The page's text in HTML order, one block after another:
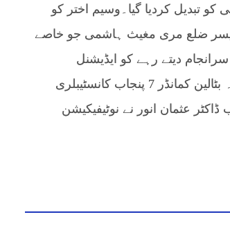
کردیا گیا۔وسیم اختر کو
ضلع مری مغیث ہاشمی جو خاصے
دیتے رہے کو ایڈیشنل
سیکورٹی آفیسر (اے،ایس،او) وزیر اعظم ہاؤس تعینات کر دیا گیا جبکہ بٹالین کمانڈر 7 پنجاب کانسٹیبلری
عثمان انور نے نوٹیفیکیشن